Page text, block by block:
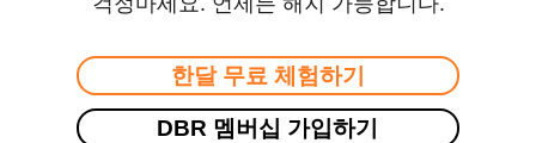
한달 무료 체험하기
DBR 멤버십 가입하기